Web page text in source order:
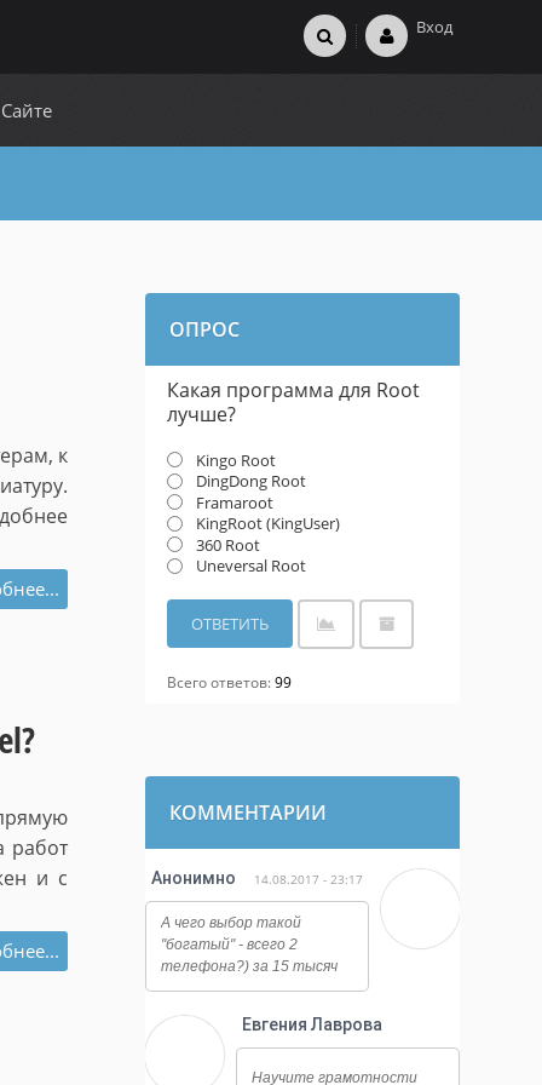
Вход
к
работ
и с
ОПРОС
Какая программа для Root
лучше?
Kingo Root
DingDong Root
Framaroot
KingRoot (KingUser)
360 Root
Uneversal Root
Всего ответов:99
КОММЕНТАРИИ
Анонимно 14.08.2017 - 23:17
А чего выбор такой
"богатый" - всего 2
телефона?) за 15 тысяч
деревянных я бы лучше
хороший аппарат. Он и
работает ничуть не хуже,
и камера у него огонь,
Евгения Лаврова
10.08.2017 - 12:08
Научите грамотности